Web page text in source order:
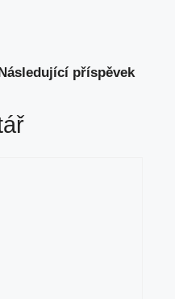
příspěvek